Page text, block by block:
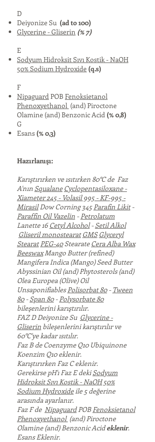
D
Deiyonize Su (ad to 100)
Glycerine - Gliserin (% 7)
E
Sodyum Hidroksit Sıvı Kostik - NaOH
50% Sodium Hydroxide (q.s)
F
NipaguardPOB Fenoksietanol
Phenoxyethanol (and) Piroctone
Olamine (and) Benzonic Acid (% 0,8)
G
Esans (% 0,3)
Hazırlanışı:
Karıştırırken ve ısıtırken 80°C de Faz
A'nın Squalane Cyclopentasiloxane -
Xiameter 245 - Volasil 995 - KF-995 -
MirasilDow Corning 345Parafin Likit-
Paraffin Oil Vazelin -Petrolatum
Lanette 16Cetyl Alcohol-Setil Alkol
Gliseril monostearat GMS Glyceryl
Stearat PEG-40StearateCera Alba Wax
BeeswaxMango Butter (refined)
Mangifera Indica (Mango) Seed Butter
Abyssinian Oil (and) Phytosterols (and)
Olea Europea (Olive) Oil
UnsaponifiablesPolisorbat 80- Tween
80-Span 80-Polysorbate 80
bileşenlerini karıştırılır.
FAZ D Deiyonize Su Glycerine -
Gliserin bileşenlerini karıştırılır ve
60°C'ye kadar ısıtılır.
Faz B deCoenzyme Q10 Ubiquinone
Koenzim Q10eklenir.
Karıştırırken Faz C eklenir.
Gerekirse pH'ı Faz E dekiSodyum
Hidroksit Sıvı Kostik - NaOH 50%
Sodium Hydroxideile 5 değerine
arasında ayarlanır.
Faz F de NipaguardPOBFenoksietanol
Phenoxyethanol (and) Piroctone
Olamine (and) Benzonic Acideklenir.
Esans Eklenir.